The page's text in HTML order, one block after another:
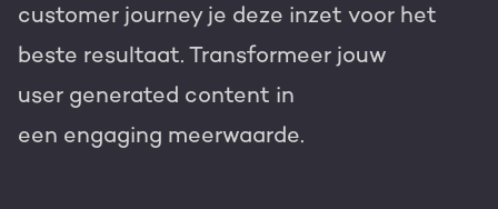
customer journeyje deze inzet voor het
beste resultaat. Transformeer jouw
user generated content in
een engaging meerwaarde.